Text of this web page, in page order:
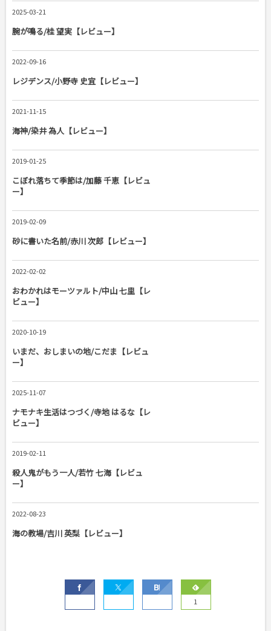
2025-03-21
腕が鳴る/桂 望実【レビュー】
2022-09-16
レジデンス/小野寺 史宜【レビュー】
2021-11-15
海神/染井 為人【レビュー】
2019-01-25
こぼれ落ちて季節は/加藤 千恵【レビュ
ー】
2019-02-09
砂に書いた名前/赤川 次郎【レビュー】
2022-02-02
おわかれはモーツァルト/中山 七里【レ
ビュー】
2020-10-19
いまだ、おしまいの地/こだま【レビュ
ー】
2025-11-07
ナモナキ生活はつづく/寺地 はるな【レ
ビュー】
2019-02-11
殺人鬼がもう一人/若竹 七海【レビュ
ー】
2022-08-23
海の教場/吉川 英梨【レビュー】
1